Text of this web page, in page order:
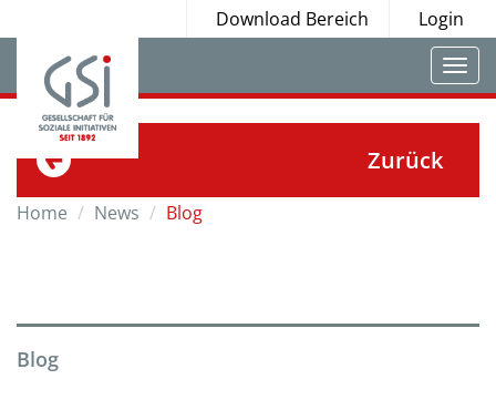
Download Bereich Login
Zurück
Home News Blog
Blog